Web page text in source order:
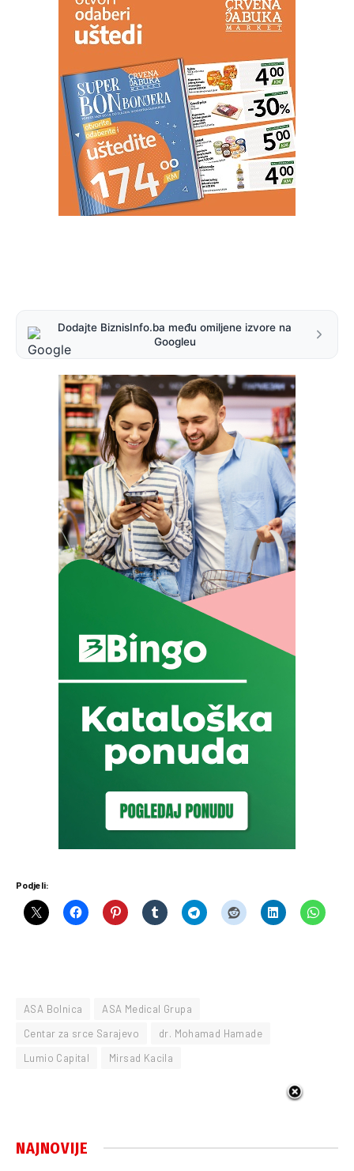
Dodajte BiznisInfo.ba među omiljene izvore na
Googleu
Podjeli:
ASA Bolnica
ASA Medical Grupa
Centar za srce Sarajevo
dr. Mohamad Hamade
Lumio Capital
Mirsad Kacila
NAJNOVIJE